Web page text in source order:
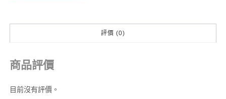
評價 (0)
商品評價
目前沒有評價。